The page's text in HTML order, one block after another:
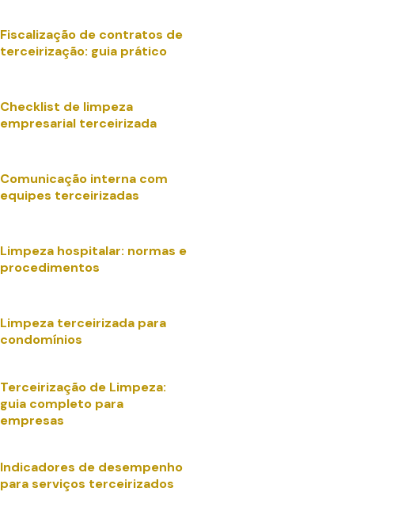
Fiscalização de contratos de
terceirização: guia prático
Checklist de limpeza
empresarial terceirizada
Comunicação interna com
equipes terceirizadas
Limpeza hospitalar: normas e
procedimentos
Limpeza terceirizada para
condomínios
Terceirização de Limpeza:
guia completo para
empresas
Indicadores de desempenho
para serviços terceirizados